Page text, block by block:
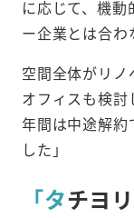
に応じて、機
ー企業とは合わ
空間全体がリ
オフィスも検
年間は中途解約
した」
「タチヨ